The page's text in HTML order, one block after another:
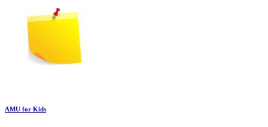
AMU for Kids